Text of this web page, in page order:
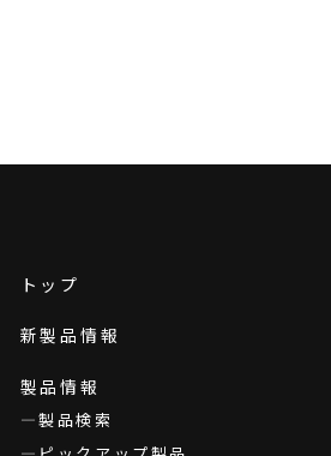
トップ
新製品情報
製品情報
製品検索